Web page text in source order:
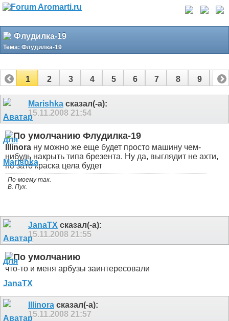
Флудилка-19
Тема: Флудилка-19
1 2 3 4 5 6 7 8 9 10
11 12 14
Marishka сказал(-а):
15.11.2008 21:54
Флудилка-19
Illinora ну можно же еще будет просто машину чем-
нибудь накрыть типа брезента. Ну да, выглядит не ахти,
но зато краска цела будет
По-моему так.
В. Пух.
JanaTX сказал(-а):
15.11.2008 21:55
что-то и меня арбузы заинтересовали
Illinora сказал(-а):
15.11.2008 21:57